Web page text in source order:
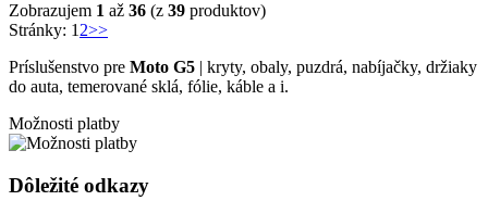
Zobrazujem 1 až 36 (z 39 produktov)
Stránky: 1 2>>
Príslušenstvo pre Moto G5 | kryty, obaly, puzdrá, nabíjačky, držiaky
do auta, temerované sklá, fólie, káble a i.
Možnosti platby
Dôležité odkazy